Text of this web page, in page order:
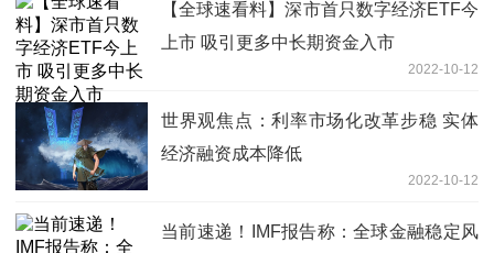
【全球速看料】深市首只数字经济ETF今
上市 吸引更多中长期资金入市
2022-10-12
世界观焦点：利率市场化改革步稳 实体
经济融资成本降低
2022-10-12
当前速递！IMF报告称：全球金融稳定风